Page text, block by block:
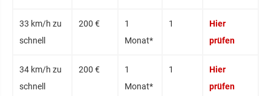
33 km/h zu
schnell
200 €
1
Monat*
1
Hier
prüfen
34 km/h zu
schnell
200 €
1
Monat*
1
Hier
prüfen